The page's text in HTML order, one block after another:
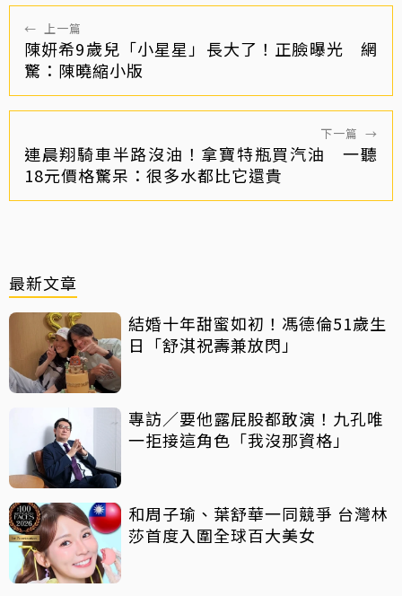
← 上一篇
陳妍希9歲兒「小星星」長大了！正臉曝光 網
驚：陳曉縮小版
下一篇 →
連晨翔騎車半路沒油！拿寶特瓶買汽油 一聽
18元價格驚呆：很多水都比它還貴
最新文章
結婚十年甜蜜如初！馮德倫51歲生
日「舒淇祝壽兼放閃」
專訪／要他露屁股都敢演！九孔唯
一拒接這角色「我沒那資格」
和周子瑜、葉舒華一同競爭 台灣林
莎首度入圍全球百大美女